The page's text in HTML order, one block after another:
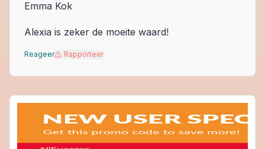
Emma Kok
Alexia is zeker de moeite waard!
Reageer Rapporteer